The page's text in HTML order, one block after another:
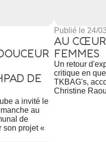
DE
a invité le
au
de
son projet «
Publié le 24/
AU CŒUR
FEMMES
Un retour
critique en
TKBAG's,
Christine